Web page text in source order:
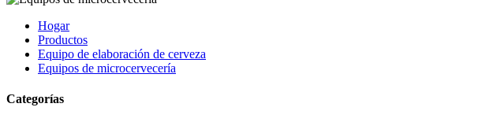
Hogar
Productos
Equipo de elaboración de cerveza
Equipos de microcervecería
Categorías